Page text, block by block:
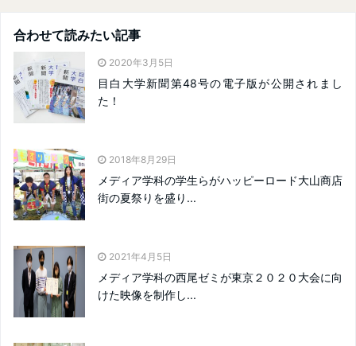
合わせて読みたい記事
2020年3月5日
目白大学新聞第48号の電子版が公開されまし
た！
2018年8月29日
メディア学科の学生らがハッピーロード大山商店
街の夏祭りを盛り...
2021年4月5日
メディア学科の西尾ゼミが東京２０２０大会に向
けた映像を制作し...